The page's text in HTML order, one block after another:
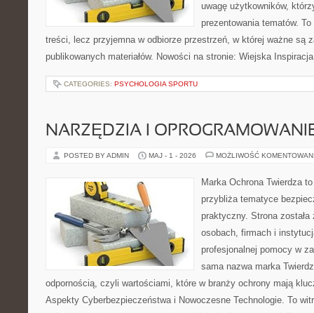
uwagę użytkowników,
prezentowania tematów.
treści, lecz przyjemna w odbiorze przestrzeń, w której ważne są
publikowanych materiałów. Nowości na stronie: Wiejska
CATEGORIES: PSYCHOLOGIA SPORTU
NARZĘDZIA I
POSTED BY ADMIN MAJ - 1 - 2026 MOŻLIWOŚĆ
Marka Ochrona Twierdza
przybliża tematyce
praktyczny. Strona
osobach, firmach i
profesjonalnej pomocy w
sama nazwa marka
odpornością, czyli wartościami, które w branży ochrony mają
Aspekty Cyberbezpieczeństwa i Nowoczesne Technologie. To